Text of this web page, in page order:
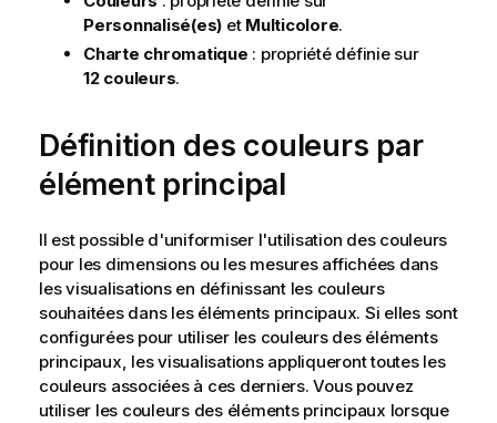
Personnalisé(es) et Multicolore.
Charte chromatique : propriété définie sur
12 couleurs.
Définition des couleurs par
élément principal
Il est possible d'uniformiser l'utilisation des couleurs
pour les dimensions ou les mesures affichées dans
les visualisations en définissant les couleurs
souhaitées dans les éléments principaux. Si elles sont
configurées pour utiliser les couleurs des éléments
principaux, les visualisations appliqueront toutes les
couleurs associées à ces derniers. Vous pouvez
utiliser les couleurs des éléments principaux lorsque